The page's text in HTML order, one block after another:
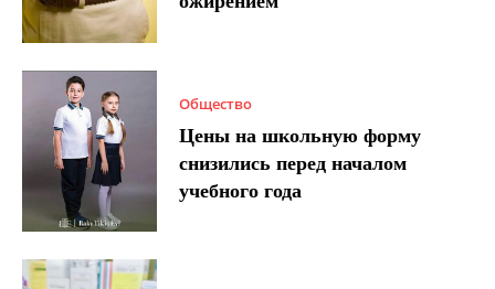
Общество
Цены на школьную форму
снизились перед началом
учебного года